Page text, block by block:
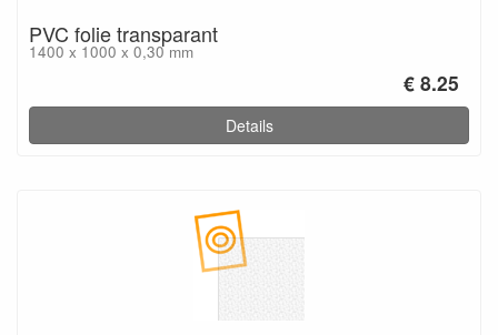
PVC folie transparant
1400 x 1000 x 0,30 mm
€ 8.25
Details